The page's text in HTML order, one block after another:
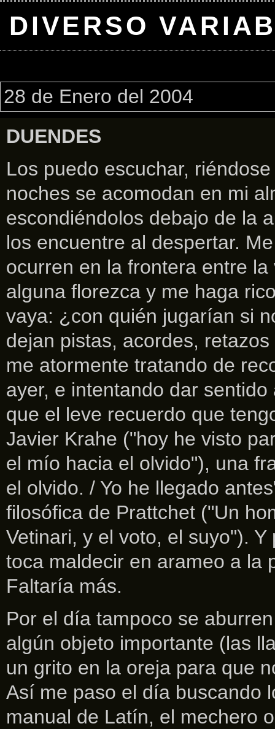
DIVERSO
28 de Enero del 2004
DUENDES
Los puedo escuchar,
noches se acomodan en mi
escondiéndolos debajo de la
los encuentre al despertar.
ocurren en la frontera entre
alguna florezca y me haga
vaya: ¿con quién jugarían si
dejan pistas, acordes,
me atormente tratando de
ayer, e intentando dar
que el leve recuerdo que
Javier Krahe ("hoy he visto
el mío hacia el olvido"), una
el olvido. / Yo he llegado
filosófica de Prattchet ("Un
Vetinari, y el voto, el suyo").
toca maldecir en arameo a la
Faltaría más.
Por el día tampoco se
algún objeto importante (las
un grito en la oreja para que
Así me paso el día buscando
manual de Latín, el mechero